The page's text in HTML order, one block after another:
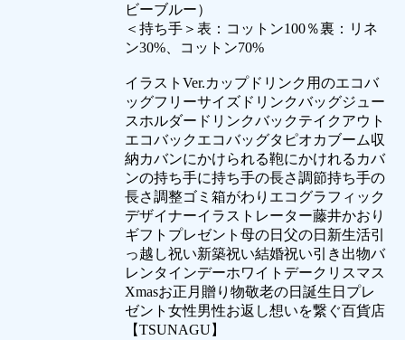
ビーブルー）
＜持ち手＞表：コットン100％裏：リネ
ン30%、コットン70%
イラストVer.カップドリンク用のエコバ
ッグフリーサイズドリンクバッグジュー
スホルダードリンクバックテイクアウト
エコバックエコバッグタピオカブーム収
納カバンにかけられる鞄にかけれるカバ
ンの持ち手に持ち手の長さ調節持ち手の
長さ調整ゴミ箱がわりエコグラフィック
デザイナーイラストレーター藤井かおり
ギフトプレゼント母の日父の日新生活引
っ越し祝い新築祝い結婚祝い引き出物バ
レンタインデーホワイトデークリスマス
Xmasお正月贈り物敬老の日誕生日プレ
ゼント女性男性お返し想いを繋ぐ百貨店
【TSUNAGU】